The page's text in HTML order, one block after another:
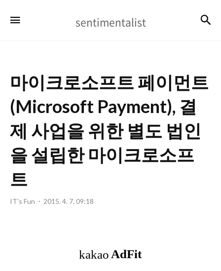
sentimentalist
마이크로소프트 페이먼트
(Microsoft Payment), 결
제 사업을 위한 별도 법인
을 설립한 마이크로소프
트
IT's Fun 2015. 4. 7. 09:18